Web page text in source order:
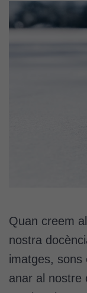
Quan creem
nostra
imatges, sons
anar al nostre